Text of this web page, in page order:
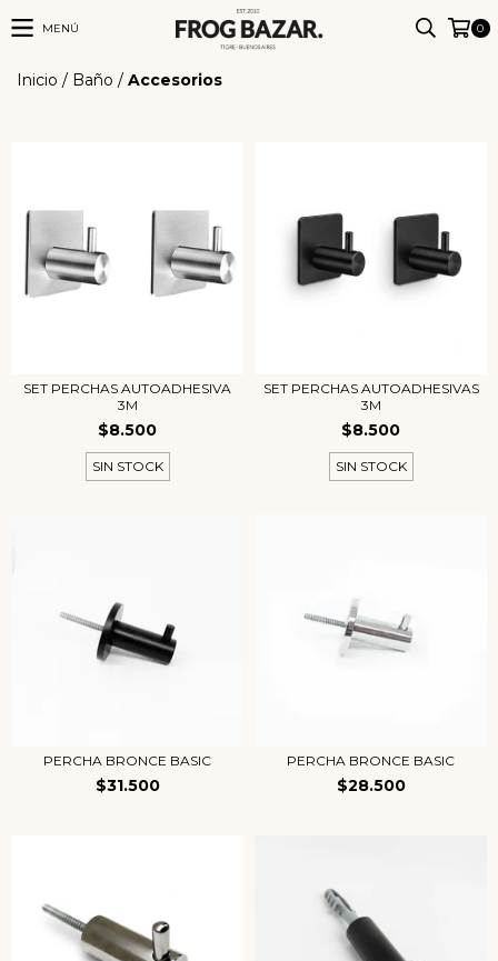
MENÚ 0
Inicio / Baño / Accesorios
SET PERCHAS AUTOADHESIVA
3M
$8.500
SIN STOCK
SET PERCHAS AUTOADHESIVAS
3M
$8.500
SIN STOCK
PERCHA BRONCE BASIC
$31.500
PERCHA BRONCE BASIC
$28.500